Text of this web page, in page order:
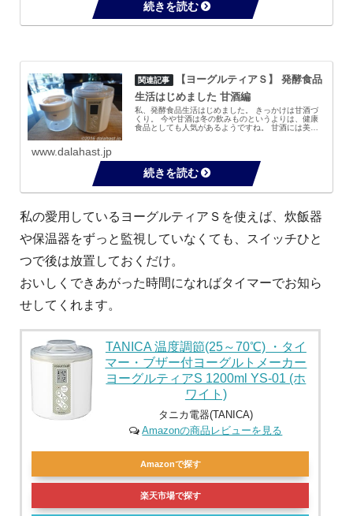
【ヨーグルティアＳ】 発酵食品
生活はじめました 甘酒編
私、発酵食品生活はじめました。 きっかけは甘酒づ
くり。 今や甘酒は冬の飲みものというよりは、健康
食品としても人気があるようですね。 甘酒には美肌
www.dalahast.jp
私の愛用しているヨーグルティアＳを使えば、炊飯器
や保温器をずっと監視していなくても、スイッチひと
つで後は放置しておくだけ。
おいしくできあがった時間になればタイマーでお知ら
せしてくれます。
TANICA 温度調節(25～70℃) ・タイ
マー・ブザー付ヨーグルトメーカー
ヨーグルティアS 1200ml YS-01 (ホ
ワイト)
タニカ電器(TANICA)
Amazonの商品レビューを見る
Amazonで探す
楽天市場で探す